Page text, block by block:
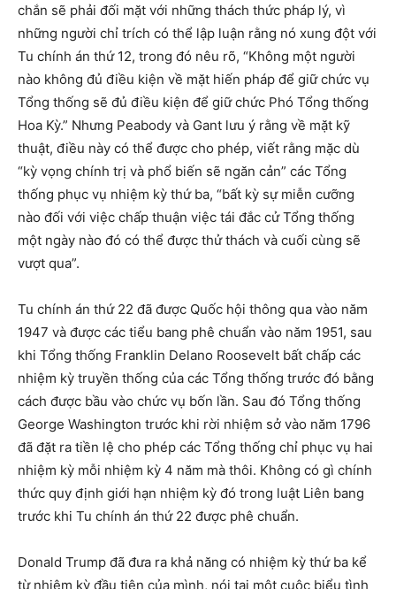
chắn sẽ phải đối mặt với những thách thức pháp lý, vì
những người chỉ trích có thể lập luận rằng nó xung đột với
Tu chính án thứ 12, trong đó nêu rõ, “Không một người
nào không đủ điều kiện về mặt hiến pháp để giữ chức vụ
Tổng thống sẽ đủ điều kiện để giữ chức Phó Tổng thống
Hoa Kỳ.” Nhưng Peabody và Gant lưu ý rằng về mặt kỹ
thuật, điều này có thể được cho phép, viết rằng mặc dù
“kỳ vọng chính trị và phổ biến sẽ ngăn cản” các Tổng
thống phục vụ nhiệm kỳ thứ ba, “bất kỳ sự miễn cưỡng
nào đối với việc chấp thuận việc tái đắc cử Tổng thống
một ngày nào đó có thể được thử thách và cuối cùng sẽ
vượt qua”.
Tu chính án thứ 22 đã được Quốc hội thông qua vào năm
1947 và được các tiểu bang phê chuẩn vào năm 1951, sau
khi Tổng thống Franklin Delano Roosevelt bất chấp các
nhiệm kỳ truyền thống của các Tổng thống trước đó bằng
cách được bầu vào chức vụ bốn lần. Sau đó Tổng thống
George Washington trước khi rời nhiệm sở vào năm 1796
đã đặt ra tiền lệ cho phép các Tổng thống chỉ phục vụ hai
nhiệm kỳ mỗi nhiệm kỳ 4 năm mà thôi. Không có gì chính
thức quy định giới hạn nhiệm kỳ đó trong luật Liên bang
trước khi Tu chính án thứ 22 được phê chuẩn.
Donald Trump đã đưa ra khả năng có nhiệm kỳ thứ ba kể
từ nhiệm kỳ đầu tiên của mình, nói tại một cuộc biểu tình